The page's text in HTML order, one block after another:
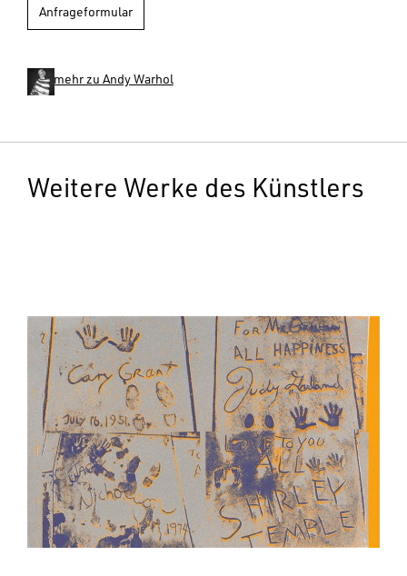
Anfrageformular
mehr zu Andy Warhol
Weitere Werke des Künstlers